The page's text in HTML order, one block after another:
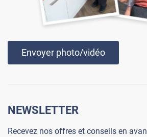
Envoyer photo/vidéo
NEWSLETTER
Recevez nos offres et conseils en